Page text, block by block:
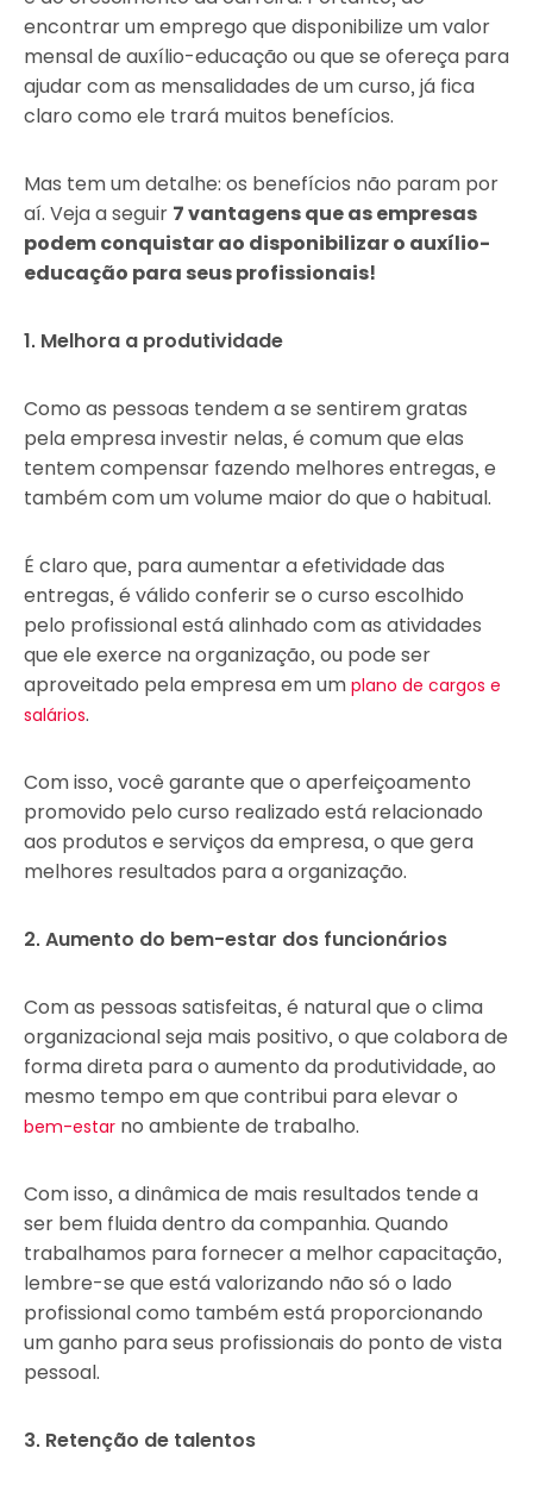
encontrar um emprego que disponibilize um valor
mensal de auxílio-educação ou que se ofereça para
ajudar com as mensalidades de um curso, já fica
claro como ele trará muitos benefícios.
Mas tem um detalhe: os benefícios não param por
aí. Veja a seguir 7 vantagens que as empresas
podem conquistar ao disponibilizar o auxílio-
educação para seus profissionais!
1. Melhora a produtividade
Como as pessoas tendem a se sentirem gratas
pela empresa investir nelas, é comum que elas
tentem compensar fazendo melhores entregas, e
também com um volume maior do que o habitual.
É claro que, para aumentar a efetividade das
entregas, é válido conferir se o curso escolhido
pelo profissional está alinhado com as atividades
que ele exerce na organização, ou pode ser
aproveitado pela empresa em um plano de cargos e
salários.
Com isso, você garante que o aperfeiçoamento
promovido pelo curso realizado está relacionado
aos produtos e serviços da empresa, o que gera
melhores resultados para a organização.
2. Aumento do bem-estar dos funcionários
Com as pessoas satisfeitas, é natural que o clima
organizacional seja mais positivo, o que colabora de
forma direta para o aumento da produtividade, ao
mesmo tempo em que contribui para elevar o
bem-estar no ambiente de trabalho.
Com isso, a dinâmica de mais resultados tende a
ser bem fluida dentro da companhia. Quando
trabalhamos para fornecer a melhor capacitação,
lembre-se que está valorizando não só o lado
profissional como também está proporcionando
um ganho para seus profissionais do ponto de vista
pessoal.
3. Retenção de talentos